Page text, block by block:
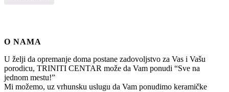
O NAMA
U želji da opremanje doma postane zadovoljstvo za Vas i Vašu
porodicu, TRINITI CENTAR može da Vam ponudi “Sve na
jednom mestu!”
Mi možemo, uz vrhunsku uslugu da Vam ponudimo keramičke